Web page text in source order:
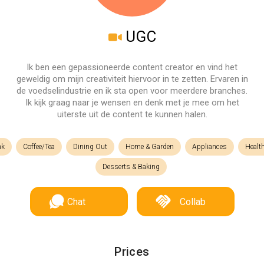
UGC
Ik ben een gepassioneerde content creator en vind het
geweldig om mijn creativiteit hiervoor in te zetten. Ervaren in
de voedselindustrie en ik sta open voor meerdere branches.
Ik kijk graag naar je wensen en denk met je mee om het
uiterste uit de content te kunnen halen.
Coffee/Tea Dining Out Home & Garden Appliances
Desserts & Baking
Chat Collab
Prices